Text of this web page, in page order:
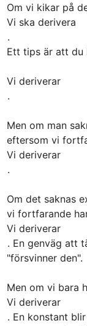
Om vi kikar på
Vi ska derivera
.
Ett tips är att du
Vi deriverar
.
Men om man
eftersom vi
Vi deriverar
.
Om det saknas
vi fortfarande
Vi deriverar
. En genväg att
"försvinner den".
Men om vi bara
Vi deriverar
. En konstant